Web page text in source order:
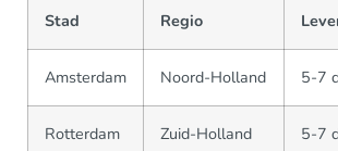
Stad Regio
Amsterdam Noord-Holland 5-7
Rotterdam Zuid-Holland 5-7